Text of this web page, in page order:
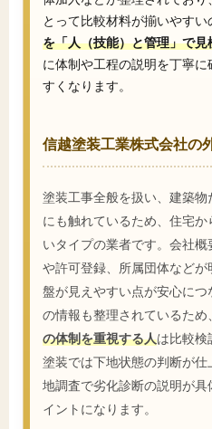
とって比較材料が揃いやすい
を「人（技能）と管理」で見
に体制や工程の説明を丁寧
すくなります。
信越塗装工業株式会社の
塗装工事全般を扱い、建築
にも触れているため、住宅
いタイプの業者です。会社概
や許可登録、所属団体など
盤が見えやすい点が安心に
の情報も整理されているため、
の体制を重視する人は比較検
塗装では下地状態の判断が
地調査で劣化診断の説明が
イントになります。